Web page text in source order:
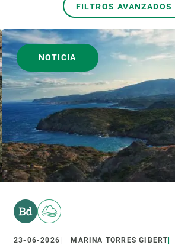
FILTROS AVANZADOS
FORMATO
NOTICIA
23-06-2026 MARINA TORRES GIBERT